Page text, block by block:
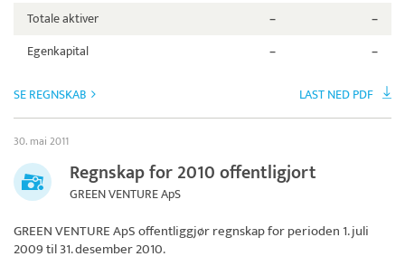
Totale aktiver
–
–
Egenkapital
– –
SE REGNSKAB LAST NED PDF
30. mai 2011
Regnskap for 2010 offentligjort
GREEN VENTURE ApS
GREEN VENTURE ApSoffentliggjør regnskap for perioden 1. juli
2009 til 31. desember 2010.